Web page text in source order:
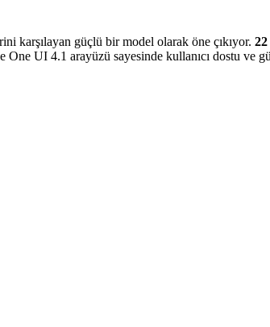
karşılayan güçlü bir model olarak öne çıkıyor.
UI 4.1 arayüzü sayesinde kullanıcı dostu ve